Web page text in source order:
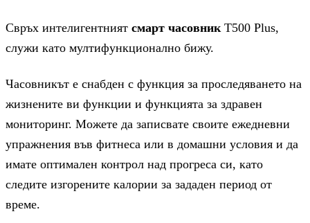
Свръх интелигентният смарт часовник T500 Plus,
служи като мултифункционално бижу.
Часовникът е снабден с функция за проследяването на
жизнените ви функции и функцията за здравен
мониторинг. Можете да записвате своите ежедневни
упражнения във фитнеса или в домашни условия и да
имате оптимален контрол над прогреса си, като
следите изгорените калории за зададен период от
време.